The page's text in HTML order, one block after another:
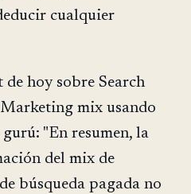
cualquier
hoy sobre Search
mix usando
"En resumen, la
del mix de
búsqueda pagada no